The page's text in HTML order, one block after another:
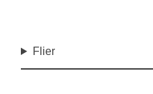
Flier